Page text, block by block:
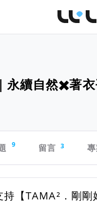
WaBay
永續自然✖️著
9 留言 3
【TAMA²．剛